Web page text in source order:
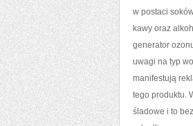
w postaci
kawy oraz
generator
uwagi na typ
manifestują
tego produktu.
śladowe i to